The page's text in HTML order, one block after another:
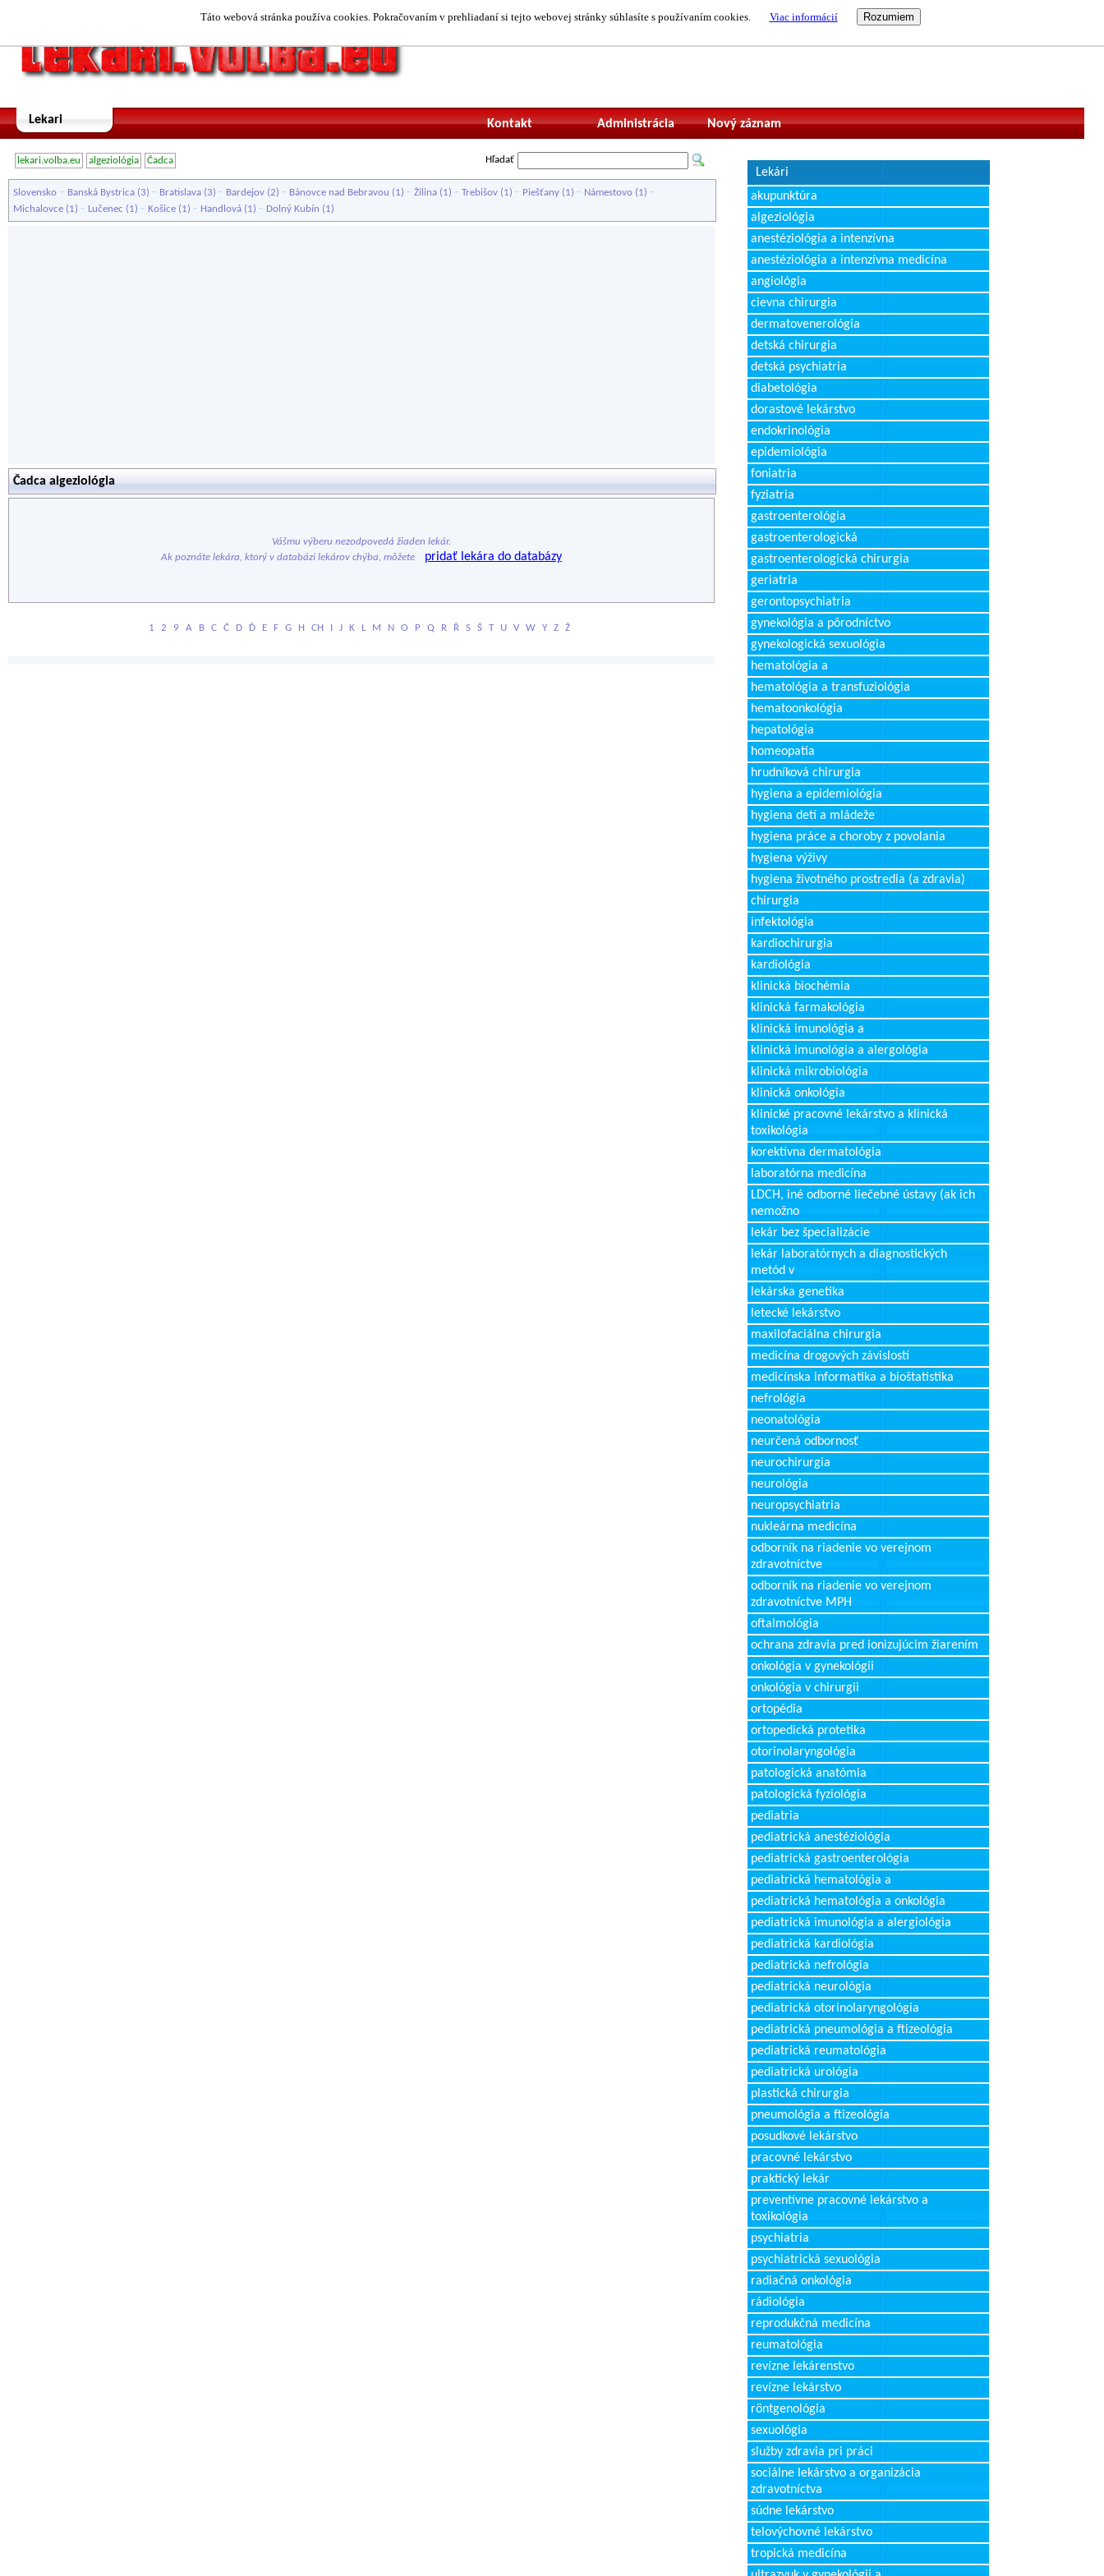
Táto webová stránka používa cookies. Pokračovaním v prehliadaní si tejto webovej stránky súhlasíte s používaním cookies. Viac informácií
Lekari Nový záznam
Administrácia
Kontakt
lekari.volba.eu algeziológia Čadca Hľadať
Slovensko - Banská Bystrica (3) - Bratislava (3) - Bardejov (2) - Bánovce nad Bebravou (1) - Žilina (1) - Trebišov (1) - Piešťany (1) - Námestovo (1) -
Michalovce (1) - Lučenec (1) - Košice (1) - Handlová (1) - Dolný Kubín (1)
Čadca algeziológia
Vášmu výberu nezodpovedá žiaden lekár.
Ak poznáte lekára, ktorý v databázi lekárov chýba, môžete
pridať lekára do databázy
1 2 9 A B C Č D Ď E F G H CH I J K L M N O P Q R Ř S Š T U V W Y Z Ž
Lekári
akupunktúra
algeziológia
anestéziológia a intenzívna
anestéziológia a intenzívna medicína
angiológia
cievna chirurgia
dermatovenerológia
detská chirurgia
detská psychiatria
diabetológia
dorastové lekárstvo
endokrinológia
epidemiológia
foniatria
fyziatria
gastroenterológia
gastroenterologická
gastroenterologická chirurgia
geriatria
gerontopsychiatria
gynekológia a pôrodníctvo
gynekologická sexuológia
hematológia a
hematológia a transfuziológia
hematoonkológia
hepatológia
homeopatia
hrudníková chirurgia
hygiena a epidemiológia
hygiena detí a mládeže
hygiena práce a choroby z povolania
hygiena výživy
hygiena životného prostredia (a zdravia)
chirurgia
infektológia
kardiochirurgia
kardiológia
klinická biochémia
klinická farmakológia
klinická imunológia a
klinická imunológia a alergológia
klinická mikrobiológia
klinická onkológia
klinické pracovné lekárstvo a klinická
toxikológia
korektívna dermatológia
laboratórna medicína
LDCH, iné odborné liečebné ústavy (ak ich
nemožno
lekár bez špecializácie
lekár laboratórnych a diagnostických
metód v
lekárska genetika
letecké lekárstvo
maxilofaciálna chirurgia
medicína drogových závislostí
medicínska informatika a bioštatistika
nefrológia
neonatológia
neurčená odbornosť
neurochirurgia
neurológia
neuropsychiatria
nukleárna medicína
odborník na riadenie vo verejnom
zdravotníctve
odborník na riadenie vo verejnom
zdravotníctve MPH
oftalmológia
ochrana zdravia pred ionizujúcim žiarením
onkológia v gynekológii
onkológia v chirurgii
ortopédia
ortopedická protetika
otorinolaryngológia
patologická anatómia
patologická fyziológia
pediatria
pediatrická anestéziológia
pediatrická gastroenterológia
pediatrická hematológia a
pediatrická hematológia a onkológia
pediatrická imunológia a alergiológia
pediatrická kardiológia
pediatrická nefrológia
pediatrická neurológia
pediatrická otorinolaryngológia
pediatrická pneumológia a ftizeológia
pediatrická reumatológia
pediatrická urológia
plastická chirurgia
pneumológia a ftizeológia
posudkové lekárstvo
pracovné lekárstvo
praktický lekár
preventívne pracovné lekárstvo a
toxikológia
psychiatria
psychiatrická sexuológia
radiačná onkológia
rádiológia
reprodukčná medicína
reumatológia
revízne lekárenstvo
revízne lekárstvo
röntgenológia
sexuológia
služby zdravia pri práci
sociálne lekárstvo a organizácia
zdravotníctva
súdne lekárstvo
telovýchovné lekárstvo
tropická medicína